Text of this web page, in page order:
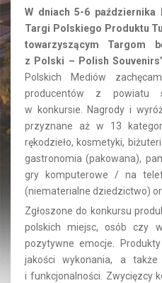
W dniach 5-6
Targi Polskiego Produktu
towarzyszącym Targom
z Polski – Polish Souvenirs
Polskich Mediów
producentów z powiatu
w konkursie. Nagrody i
przyznane aż w 13
rękodzieło, kosmetyki,
gastronomia (pakowana),
gry komputerowe / na
(niematerialne dziedzictwo)
Zgłoszone do konkursu
polskich miejsc, osób czy
pozytywne emocje.
jakości wykonania, a także
i funkcjonalności. Zwycięzcy